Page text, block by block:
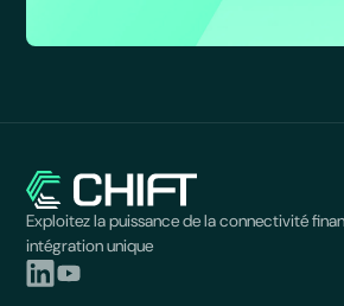
Exploitez la puissance de la connectivité
intégration unique